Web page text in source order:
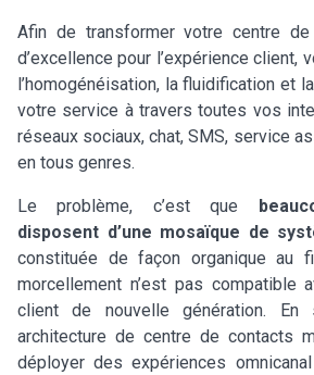
Afin de transformer votre centre
d’excellence pour l’expérience client,
l’homogénéisation, la fluidification et
votre service à travers toutes vos
réseaux sociaux, chat, SMS, service
en tous genres.
Le problème, c’est que
disposent d’une mosaïque de
constituée de façon organique au
morcellement n’est pas compatible
client de nouvelle génération. En
architecture de centre de contacts
déployer des expériences